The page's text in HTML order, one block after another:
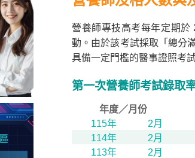
營養師專技高考每年定期於
動。由於該考試採取「總分
具備一定門檻的醫事證照考
第一次營養師考試錄取
年度／月份
115年
2月
114年
2月
113年
2月